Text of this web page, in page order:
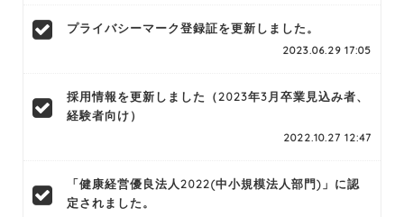
プライバシーマーク登録証を更新しました。
2023.06.29 17:05
採用情報を更新しました（2023年3月卒業見込み者、
経験者向け）
2022.10.27 12:47
「健康経営優良法人2022(中小規模法人部門)」に認
定されました。